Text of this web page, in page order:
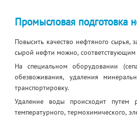
Промысловая подготовка
Повысить качество нефтяного сырья,
сырой нефти можно, соответствующим
На специальном оборудовании
обезвоживания, удаления
транспортировку.
Удаление воды происходит путем
температурного, термохимического,